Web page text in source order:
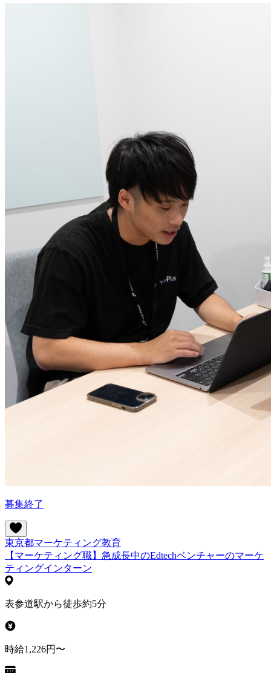
募集終了
東京都マーケティング教育
【マーケティング職】急成長中のEdtechベンチャーのマーケ
ティングインターン
表参道駅から徒歩約5分
時給1,226円〜